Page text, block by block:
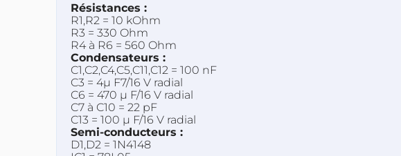
Résistances :
R1,R2 = 10 kOhm
R3 = 330 Ohm
R4 à R6 = 560 Ohm
Condensateurs :
C1,C2,C4,C5,C11,C12 = 100 nF
C3 = 4µ F7/16 V radial
C6 = 470 µ F/16 V radial
C7 à C10 = 22 pF
C13 = 100 µ F/16 V radial
Semi-conducteurs :
D1,D2 = 1N4148